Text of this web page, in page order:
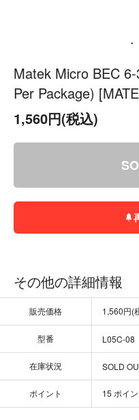
Matek Micro BEC
Per Package)
1,560円(税込)
その他の詳細情報
販売価格 1,560円(
型番 L05C-08
在庫状況 SOLD
ポイント 15 ポイン